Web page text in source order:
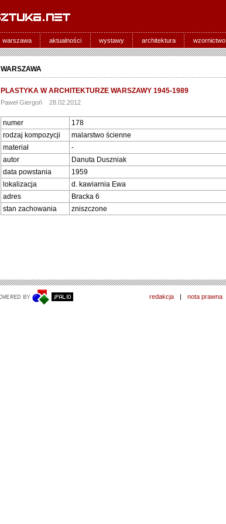
warszawa aktualności wystawy architektura wzornictwo
WARSZAWA
PLASTYKA W ARCHITEKTURZE WARSZAWY 1945-1989
Paweł Giergoń 28.02.2012
numer
178
rodzaj kompozycji
malarstwo ścienne
materiał
-
autor
Danuta Duszniak
data powstania
1959
lokalizacja
d. kawiarnia Ewa
adres
Bracka 6
stan zachowania
zniszczone
redakcja | nota prawna